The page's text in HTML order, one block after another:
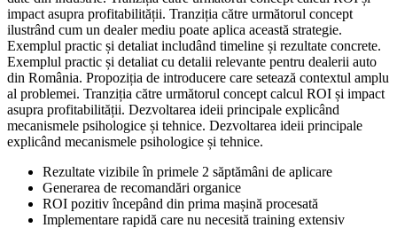
impact asupra profitabilității. Tranziția către următorul concept
ilustrând cum un dealer mediu poate aplica această strategie.
Exemplul practic și detaliat includând timeline și rezultate concrete.
Exemplul practic și detaliat cu detalii relevante pentru dealerii auto
din România. Propoziția de introducere care setează contextul amplu
al problemei. Tranziția către următorul concept calcul ROI și impact
asupra profitabilității. Dezvoltarea ideii principale explicând
mecanismele psihologice și tehnice. Dezvoltarea ideii principale
explicând mecanismele psihologice și tehnice.
Rezultate vizibile în primele 2 săptămâni de aplicare
Generarea de recomandări organice
ROI pozitiv începând din prima mașină procesată
Implementare rapidă care nu necesită training extensiv